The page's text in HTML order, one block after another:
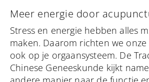
Meer energie door
Stress en energie hebben alles
maken. Daarom richten we
ook op je orgaansysteem. De
Chinese Geneeskunde kijkt